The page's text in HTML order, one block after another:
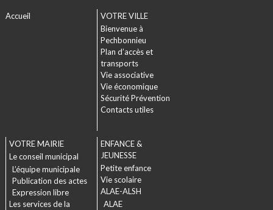
Accueil
VOTRE VILLE
Bienvenue à
Pechbonnieu
Plan d’accès et
transports
Vie associative
Vie économique
Sécurité Prévention
Contacts utiles
VOTRE MAIRIE
Le conseil municipal
L’équipe municipale
Publication des actes
Expression libre
Les services de la
ENFANCE &
JEUNESSE
Petite enfance
Vie scolaire
ALAE-ALSH
ALAE